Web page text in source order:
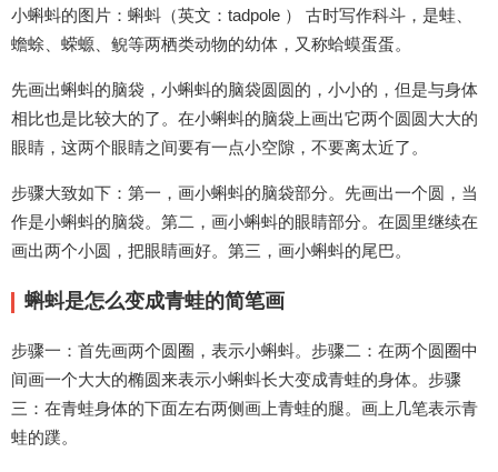
小蝌蚪的图片：蝌蚪（英文：tadpole ） 古时写作科斗，是蛙、
蟾蜍、蝾螈、鲵等两栖类动物的幼体，又称蛤蟆蛋蛋。
先画出蝌蚪的脑袋，小蝌蚪的脑袋圆圆的，小小的，但是与身体
相比也是比较大的了。在小蝌蚪的脑袋上画出它两个圆圆大大的
眼睛，这两个眼睛之间要有一点小空隙，不要离太近了。
步骤大致如下：第一，画小蝌蚪的脑袋部分。先画出一个圆，当
作是小蝌蚪的脑袋。第二，画小蝌蚪的眼睛部分。在圆里继续在
画出两个小圆，把眼睛画好。第三，画小蝌蚪的尾巴。
蝌蚪是怎么变成青蛙的简笔画
步骤一：首先画两个圆圈，表示小蝌蚪。步骤二：在两个圆圈中
间画一个大大的椭圆来表示小蝌蚪长大变成青蛙的身体。步骤
三：在青蛙身体的下面左右两侧画上青蛙的腿。画上几笔表示青
蛙的蹼。